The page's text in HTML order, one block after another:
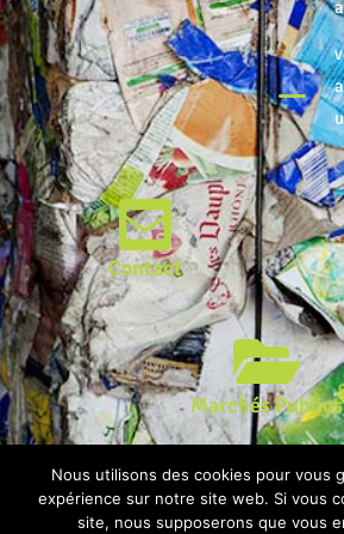
Contact
Marchés Publics
© Syndicat Mixte Centre Nord Atlantique
NÂOnoum |Mentions légales &
Nous utilisons des cookies pour vous
expérience sur notre site web. Si vous
site, nous supposerons que vous